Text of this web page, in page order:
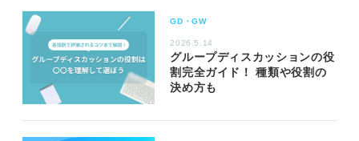
GD・GW
2026.5.14
グループディスカッションの役
割完全ガイド！ 種類や役割の
決め方も